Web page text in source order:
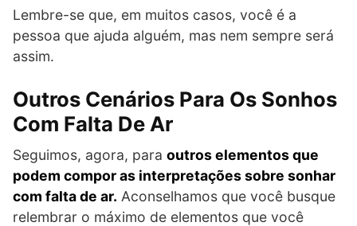
Lembre-se que, em muitos casos, você é a
pessoa que ajuda alguém, mas nem sempre será
assim.
Outros Cenários Para Os Sonhos
Com Falta De Ar
Seguimos, agora, para outros elementos que
podem compor as interpretações sobre sonhar
com falta de ar. Aconselhamos que você busque
relembrar o máximo de elementos que você